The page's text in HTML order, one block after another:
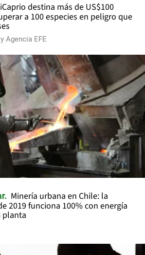
destina más de US$100
a 100 especies en peligro que
Agencia EFE
Minería urbana en Chile: la
2019 funciona 100% con energía
planta